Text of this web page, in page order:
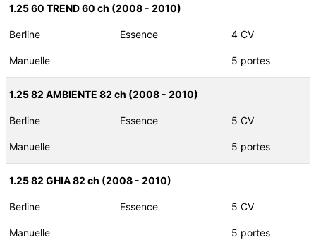
1.25 60 TREND 60 ch (2008 - 2010)
Berline Essence 4 CV
Manuelle 5 portes
1.25 82 AMBIENTE 82 ch (2008 - 2010)
Berline Essence 5 CV
Manuelle 5 portes
1.25 82 GHIA 82 ch (2008 - 2010)
Berline Essence 5 CV
Manuelle 5 portes